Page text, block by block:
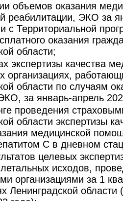
объемов оказания
реабилитации, ЭКО за
с Территориальной
оказания
области;
экспертизы качества
организациях,
области по случаям
за январь-апрель
проведения
области экспертизы
медицинской
С в дневном
целевых
исходов,
организациями за 1
Ленинградской